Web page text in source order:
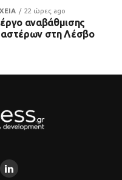
22 ώρες ago
αναβάθμισης
αστέρων στη Λέσβο